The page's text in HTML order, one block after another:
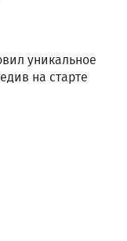
уникальное
на старте